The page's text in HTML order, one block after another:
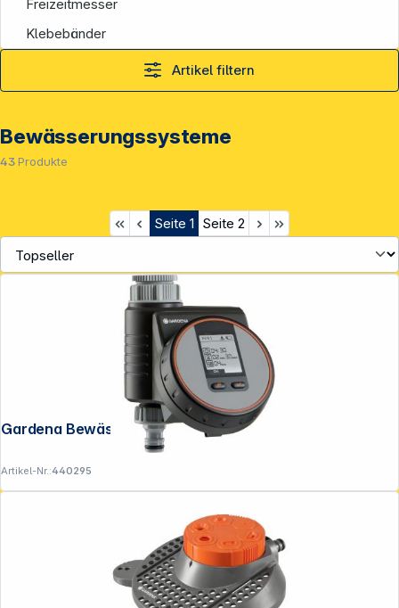
Freizeitmesser
Klebebänder
Artikel filtern
Bewässerungssysteme
43 Produkte
Seite 1 Seite 2
Gardena Bewässerungssteuerung Flex
Artikel-Nr.:440295